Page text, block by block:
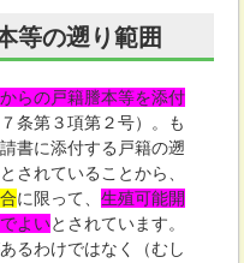
等の遡り範囲
らの戸籍謄本等を添付
条第３項第２号）。も
書に添付する戸籍の遡
されていることから、
に限って、生殖可能開
よいとされています。
るわけではなく（むし